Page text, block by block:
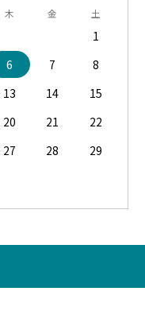
木 金 土
1
6 7
8
13 14
15
20 21
22
27 28
29